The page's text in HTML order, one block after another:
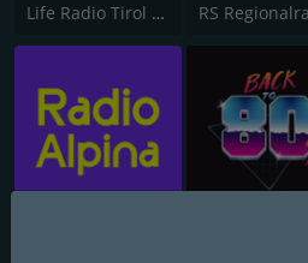
Life Radio Tirol - 80s